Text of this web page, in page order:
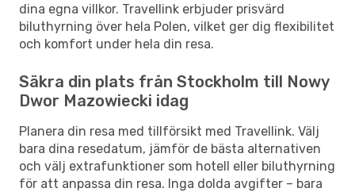
dina egna villkor. Travellink erbjuder prisvärd
biluthyrning över hela Polen, vilket ger dig flexibilitet
och komfort under hela din resa.
Säkra din plats från Stockholm till Nowy
Dwor Mazowiecki idag
Planera din resa med tillförsikt med Travellink. Välj
bara dina resedatum, jämför de bästa alternativen
och välj extrafunktioner som hotell eller biluthyrning
för att anpassa din resa. Inga dolda avgifter – bara